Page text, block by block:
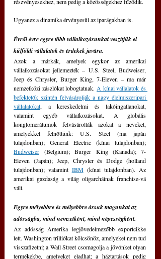
Ugyanez a dinamika érvényesül az iparágakban is.
Évről évre egyre több vállalkozásunkat veszítjük el
külföldi vállalatok és érdekek javára.
Azok a márkák, amelyek egykor az amerikai
vállalkozásokat jellemezték – U.S. Steel, Budweiser,
Jeep és Chrysler, Burger King, 7-Eleven – ma már
nemzetközi zászlókat lobogtatnak. A kínai vállalatok és
befektetők szintén felvásárolják a nagy élelmiszeripari
vállalatokat, a kereskedelmi és lakóingatlanokat,
valamint egyéb vállalkozásokat. A globális
konglomerátumok felvásárolták azokat a neveket,
amelyekkel felnőttünk: U.S. Steel (ma japán
Budweiser (Belgium); Burger King (Kanada); 7-
Eleven (Japán); Jeep, Chrysler és Dodge (holland
tulajdonban); valamint IBM (kínai tulajdonban). Az
amerikai gazdaság a világ oligarcháinak franchise-vá
vált.
Egyre mélyebbre és mélyebbre ássuk magunkat az
adósságba, mind nemzetként, mind népességként.
Az adósság Amerika legjövedelmezőbb exportcikke
lett. Washington trilliókat kölcsönöz, amelyeket nem tud
visszafizetni; a Wall Street csomagolja a jövőnket olyan
termékekbe, amelyeket eladhat; a háztartások pedig